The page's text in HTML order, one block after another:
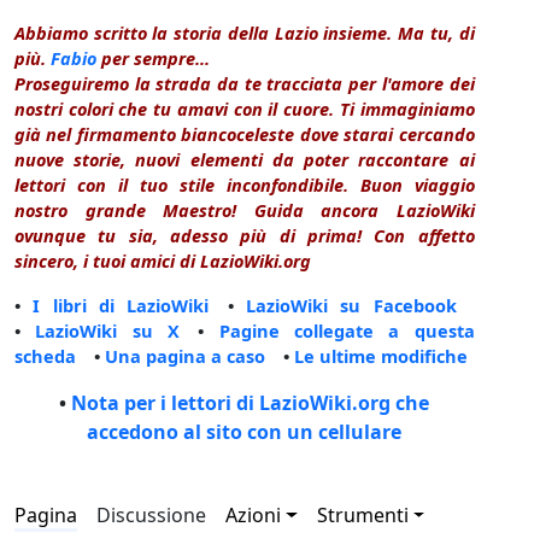
Abbiamo scritto la storia della Lazio insieme. Ma tu, di
più. Fabio per sempre...
Proseguiremo la strada da te tracciata per l'amore dei
nostri colori che tu amavi con il cuore. Ti immaginiamo
già nel firmamento biancoceleste dove starai cercando
nuove storie, nuovi elementi da poter raccontare ai
lettori con il tuo stile inconfondibile. Buon viaggio
nostro grande Maestro! Guida ancora LazioWiki
ovunque tu sia, adesso più di prima! Con affetto
sincero, i tuoi amici di LazioWiki.org
•I libri di LazioWiki • LazioWiki su Facebook
• LazioWiki su X • Pagine collegate a questa
scheda • Una pagina a caso • Le ultime modifiche
• Nota per i lettori di LazioWiki.org che
accedono al sito con un cellulare
Pagina Discussione Azioni Strumenti